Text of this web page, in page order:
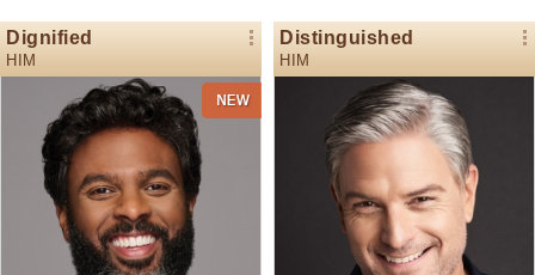
Dignified
HIM
Distinguished
HIM